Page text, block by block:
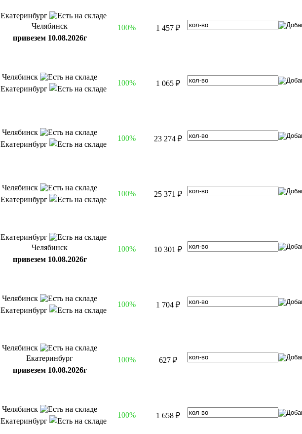
Екатеринбург
Челябинск
привезем 10.08.2026г
100% 1 457 ₽
Челябинск
Екатеринбург
100% 1 065 ₽
Челябинск
Екатеринбург
100% 23 274 ₽
Челябинск
Екатеринбург
100% 25 371 ₽
Екатеринбург
Челябинск
привезем 10.08.2026г
100% 10 301 ₽
Челябинск
Екатеринбург
100% 1 704 ₽
Челябинск
Екатеринбург
привезем 10.08.2026г
100% 627 ₽
Челябинск
Екатеринбург
100% 1 658 ₽